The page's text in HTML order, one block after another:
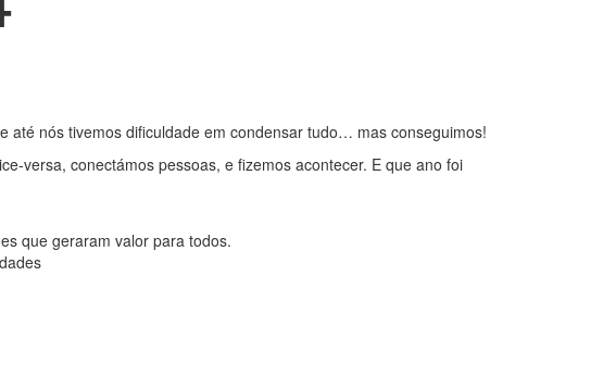
até nós tivemos dificuldade em condensar tudo… mas conseguimos!
versa, conectámos pessoas, e fizemos acontecer. E que ano foi
que geraram valor para todos.